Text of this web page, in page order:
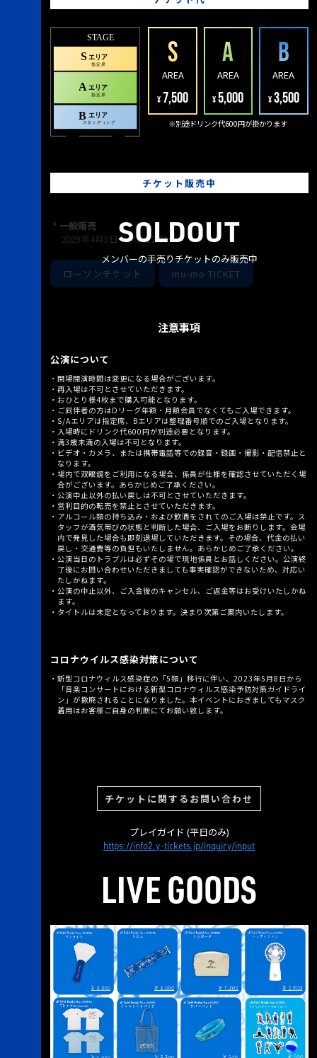
S
AREA
7,500
A
AREA
5,000
B
AREA
3,500
※別途ドリンク代600円が掛かります
チケット販売中
SOLDOUT
メンバーの手売りチケットのみ販売中
一般販売
2023年4月5日（水）12:00～
ローソンチケット mu-mo TICKET
注意事項
公演について
開場開演時間は変更になる場合がございます。
再入場は不可とさせていただきます。
おひとり様4枚まで購入可能となります。
ご同伴者の方はDリーグ年額・月額会員でなくてもご入場できます。
S/Aエリアは指定席、Bエリアは整理番号順でのご入場となります。
入場時にドリンク代600円が別途必要となります。
満3歳未満の入場は不可となります。
ビデオ・カメラ、または携帯電話等での録音・録画・撮影・配信禁止と
なります。
場内で双眼鏡をご利用になる場合、係員が仕様を確認させていただく場
合がございます。あらかじめご了承ください。
公演中止以外の払い戻しは不可とさせていただきます。
営利目的の転売を禁止とさせていただきます。
アルコール類の持ち込み・および飲酒をされてのご入場は禁止です。ス
タッフが酒気帯びの状態と判断した場合、ご入場をお断りします。会場
内で発見した場合も即刻退場していただきます。その場合、代金の払い
戻し・交通費等の負担もいたしません。あらかじめご了承ください。
公演当日のトラブルは必ずその場で現地係員とお話しください。公演終
了後にお問い合わせいただきましても事実確認ができないため、対応い
たしかねます。
公演の中止以外、ご入金後のキャンセル、ご返金等はお受けいたしかね
ます。
タイトルは未定となっております。決まり次第ご案内いたします。
コロナウイルス感染対策について
新型コロナウィルス感染症の「5類」移行に伴い、2023年5月8日から
「音楽コンサートにおける新型コロナウィルス感染予防対策ガイドライ
ン」が撤廃されることになりました。本イベントにおきましてもマスク
着用はお客様ご自身の判断にてお願い致します。
チケットに関するお問い合わせ
プレイガイド (平日のみ)
https://info2.y-tickets.jp/inquiry/input
LIVE GOODS